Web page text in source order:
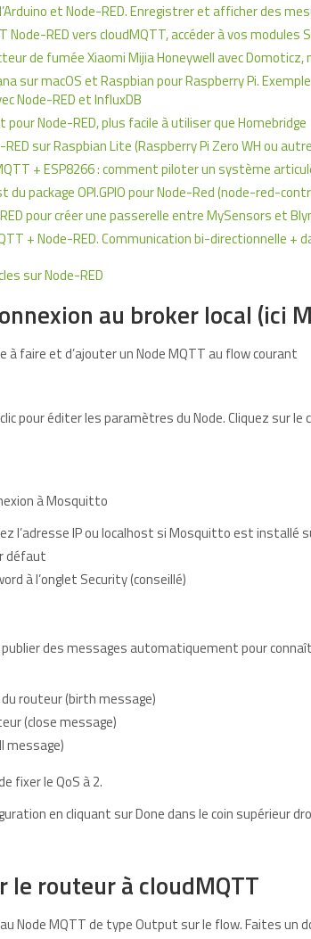
et Node-RED. Enregistrer et afficher des
Node-RED vers cloudMQTT, accéder à vos
de fumée Xiaomi Mijia Honeywell avec Domoticz,
sur macOS et Raspbian pour Raspberry Pi.
Node-RED et InfluxDB
pour Node-RED, plus facile à utiliser que Homebridge
sur Raspbian Lite (Raspberry Pi Zero WH ou
+ ESP8266 : comment piloter un système
du package OPI.GPIO pour Node-Red (node-red-
pour créer une passerelle entre MySensors et
+ Node-RED. Communication bi-directionnelle +
sur Node-RED
au broker local (ici
à faire et d’ajouter un Node MQTT au flow courant
pour éditer les paramètres du Node. Cliquez sur
à Mosquitto
l’adresse IP ou localhost si Mosquitto est installé
défaut
à l’onglet Security (conseillé)
des messages automatiquement pour
routeur (birth message)
(close message)
message)
fixer le QoS à 2.
en cliquant sur Done dans le coin supérieur
le routeur à cloudMQTT
Node MQTT de type Output sur le flow. Faites un